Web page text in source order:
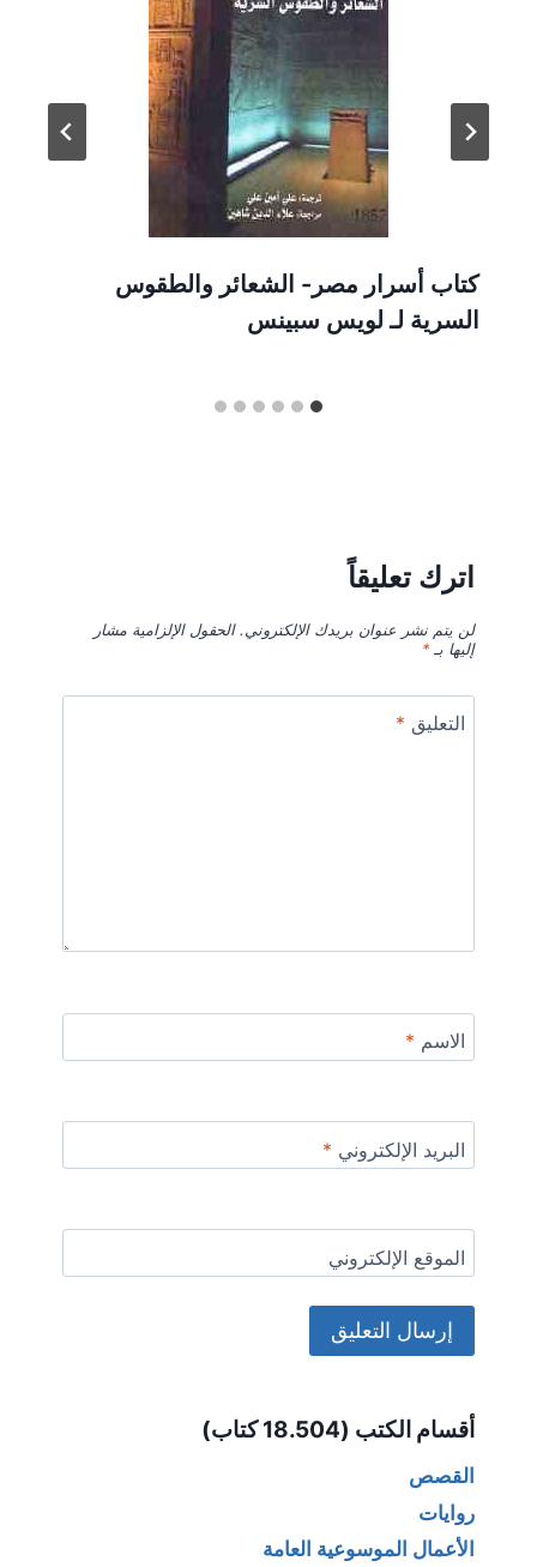
كتاب أسرار مصر- الشعائر والطقوس
السرية لـ لويس سبينس
اترك تعليقاً
لن يتم نشر عنوان بريدك الإلكتروني. الحقول الإلزامية مشار
إليها بـ*
التعليق *
الاسم *
البريد الإلكتروني *
الموقع الإلكتروني
أقسام الكتب (18.504 كتاب)
القصص
روايات
الأعمال الموسوعية العامة